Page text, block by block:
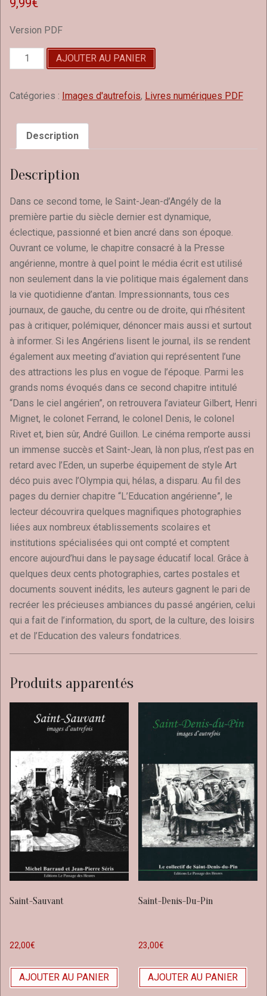
9,99€
Version PDF
quantité
de
Jean
numérique
AJOUTER AU PANIER
Catégories : Images d'autrefois, Livres numériques PDF
Description
Description
Dans ce second tome, le Saint-Jean-d’Angély de la
première partie du siècle dernier est dynamique,
éclectique, passionné et bien ancré dans son époque.
Ouvrant ce volume, le chapitre consacré à la Presse
angérienne, montre à quel point le média écrit est utilisé
non seulement dans la vie politique mais également dans
la vie quotidienne d’antan. Impressionnants, tous ces
journaux, de gauche, du centre ou de droite, qui n’hésitent
pas à critiquer, polémiquer, dénoncer mais aussi et surtout
à informer. Si les Angériens lisent le journal, ils se rendent
également aux meeting d’aviation qui représentent l’une
des attractions les plus en vogue de l’époque. Parmi les
grands noms évoqués dans ce second chapitre intitulé
“Dans le ciel angérien”, on retrouvera l’aviateur Gilbert, Henri
Mignet, le colonet Ferrand, le colonel Denis, le colonel
Rivet et, bien sûr, André Guillon. Le cinéma remporte aussi
un immense succès et Saint-Jean, là non plus, n’est pas en
retard avec l’Eden, un superbe équipement de style Art
déco puis avec l’Olympia qui, hélas, a disparu. Au fil des
pages du dernier chapitre “L’Education angérienne”, le
lecteur découvrira quelques magnifiques photographies
liées aux nombreux établissements scolaires et
institutions spécialisées qui ont compté et comptent
encore aujourd’hui dans le paysage éducatif local. Grâce à
quelques deux cents photographies, cartes postales et
documents souvent inédits, les auteurs gagnent le pari de
recréer les précieuses ambiances du passé angérien, celui
qui a fait de l’information, du sport, de la culture, des loisirs
et de l’Education des valeurs fondatrices.
Produits apparentés
Saint-Sauvant
22,00€
AJOUTER AU PANIER
Saint-Denis-Du-Pin
23,00€
AJOUTER AU PANIER